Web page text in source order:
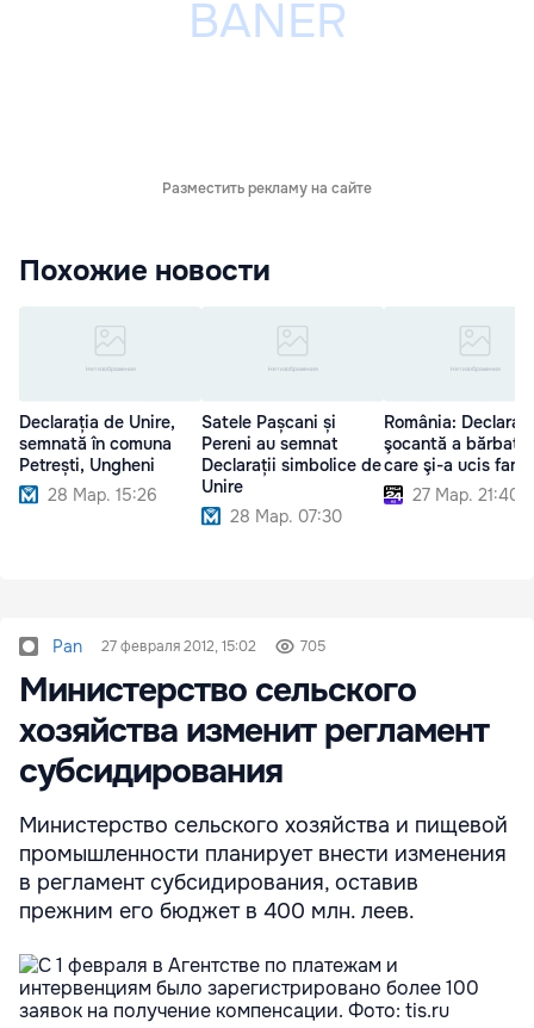
Разместить рекламу на сайте
Похожие новости
Declarația de Unire,
semnată în comuna
Petrești, Ungheni
28 Мар. 15:26
Satele Pașcani și
Pereni au semnat
Declarații simbolice de
Unire
28 Мар. 07:30
România:
şocantă a
care şi-a ucis
27 Мар. 21:40
Pan 27 февраля 2012, 15:02 705
Министерство сельского
хозяйства изменит регламент
субсидирования
Министерство сельского хозяйства и пищевой
промышленности планирует внести изменения
в регламент субсидирования, оставив
прежним его бюджет в 400 млн. леев.